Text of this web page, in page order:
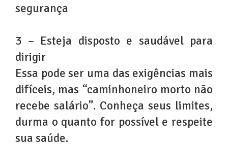
segurança
3 – Esteja disposto e saudável para
dirigir
Essa pode ser uma das exigências mais
difíceis, mas “caminhoneiro morto não
recebe salário”. Conheça seus limites,
durma o quanto for possível e respeite
sua saúde.